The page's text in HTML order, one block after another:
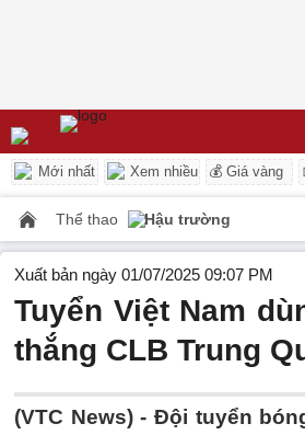
Mới nhất Xem nhiều 💰 Giá vàng
Thể thao Hậu trường
Xuất bản ngày 01/07/2025 09:07 PM
Tuyển Việt Nam
thắng CLB Trung
(VTC News) - Đội tuyển